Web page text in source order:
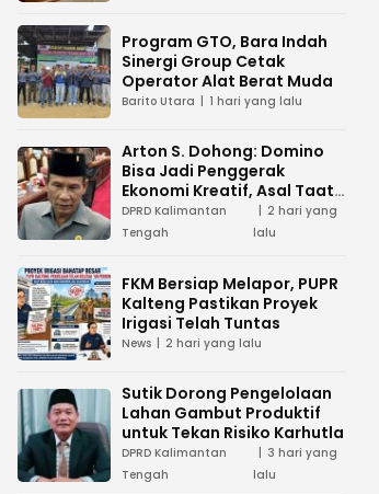
Program GTO, Bara Indah
Sinergi Group Cetak
Operator Alat Berat Muda
Barito Utara 1 hari yang lalu
Arton S. Dohong: Domino
Bisa Jadi Penggerak
Ekonomi Kreatif, Asal Taat
Aturan
DPRD Kalimantan
Tengah
2 hari yang
lalu
FKM Bersiap Melapor, PUPR
Kalteng Pastikan Proyek
Irigasi Telah Tuntas
News 2 hari yang lalu
Sutik Dorong Pengelolaan
Lahan Gambut Produktif
untuk Tekan Risiko Karhutla
DPRD Kalimantan
Tengah
3 hari yang
lalu